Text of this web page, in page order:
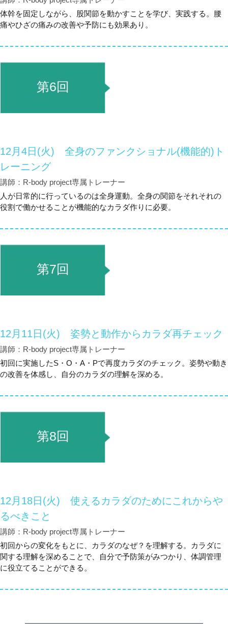
体幹を固定しながら、股関節を動かすことを学び、実践する。腰
痛やひざの痛みの改善や予防にも効果あり。
第6回
12月4日(火) 全身のファンクショナル(機能的)ト
レーニング
講師：R-body project専属トレーナー
人が日常的に行っているのは全身運動。全身の関節をそれそれの
役割で働かせることが機能的なカラダ作りに必要。
第7回
12月11日(火) 姿勢と動作からカラダ再チェック
講師：R-body project専属トレーナー
初回に実施したS・O・A・Pで再度カラダのチェック。姿勢や動き
の改善を体感し、自分のカラダの理解を深める。
第8回
12月18日(火) 使えるカラダのためにこれからや
るべきこと
講師：R-body project専属トレーナー
初回からの変化をもとに、カラダのなぜ？を理解する。カラダに
関する理解を深めることで、自分で予防策がみつかり、体調管理
に役立てることができる。